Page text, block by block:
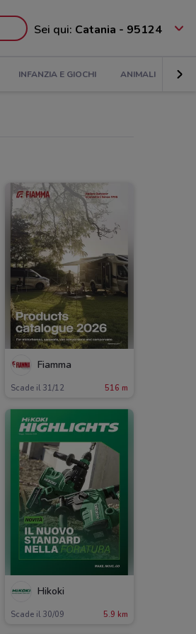
Sei qui: Catania - 95124
INFANZIA E GIOCHI ANIMALI
Fiamma
Scade il 31/12 516 m
Hikoki
Scade il 30/09 5.9 km